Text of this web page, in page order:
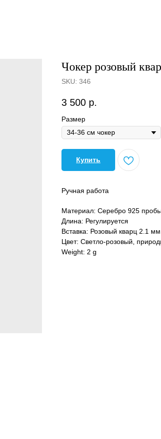
Чокер розовый
SKU: 346
3 500 р.
Размер
Купить
Ручная работа
Материал: Серебро 925
Длина: Регулируется
Вставка: Розовый кварц 2.1
Цвет: Светло-розовый,
Weight: 2 g